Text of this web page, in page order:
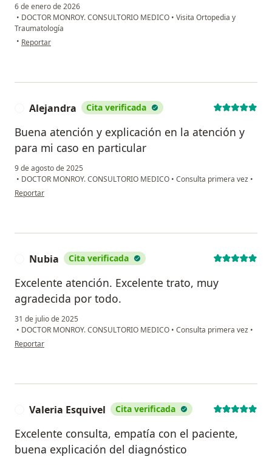
6 de enero de 2026
• DOCTOR MONROY. CONSULTORIO MEDICO • Visita Ortopedia y
Traumatología
• en opinión del usuario Mauricio Llano
Reportar
Alejandra Cita verificada
Buena atención y explicación en la atención y
para mi caso en particular
9 de agosto de 2025
• DOCTOR MONROY. CONSULTORIO MEDICO • Consulta primera vez •
en opinión del usuario Alejandra
Reportar
Nubia Cita verificada
Excelente atención. Excelente trato, muy
agradecida por todo.
31 de julio de 2025
• DOCTOR MONROY. CONSULTORIO MEDICO • Consulta primera vez •
en opinión del usuario Nubia
Reportar
Valeria Esquivel Cita verificada
Excelente consulta, empatía con el paciente,
buena explicación del diagnóstico